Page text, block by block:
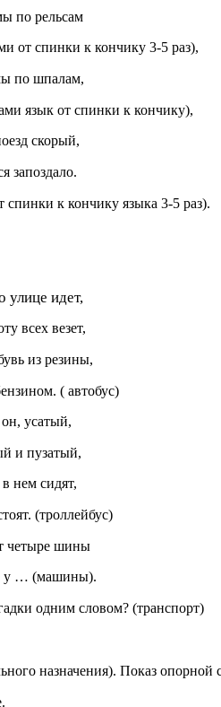
по рельсам
от спинки к кончику 3-5 раз),
по шпалам,
язык от спинки к кончику),
скорый,
запоздало.
спинки к кончику языка 3-5 раз).
улице идет,
всех везет,
из резины,
( автобус)
усатый,
и пузатый,
нем сидят,
(троллейбус)
четыре шины
у … (машины).
одним словом? (транспорт)
назначения). Показ опорной